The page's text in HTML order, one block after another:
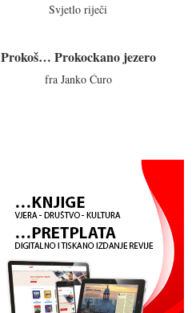
Svjetlo riječi
Prokoš… Prokockano jezero
fra Janko Ćuro